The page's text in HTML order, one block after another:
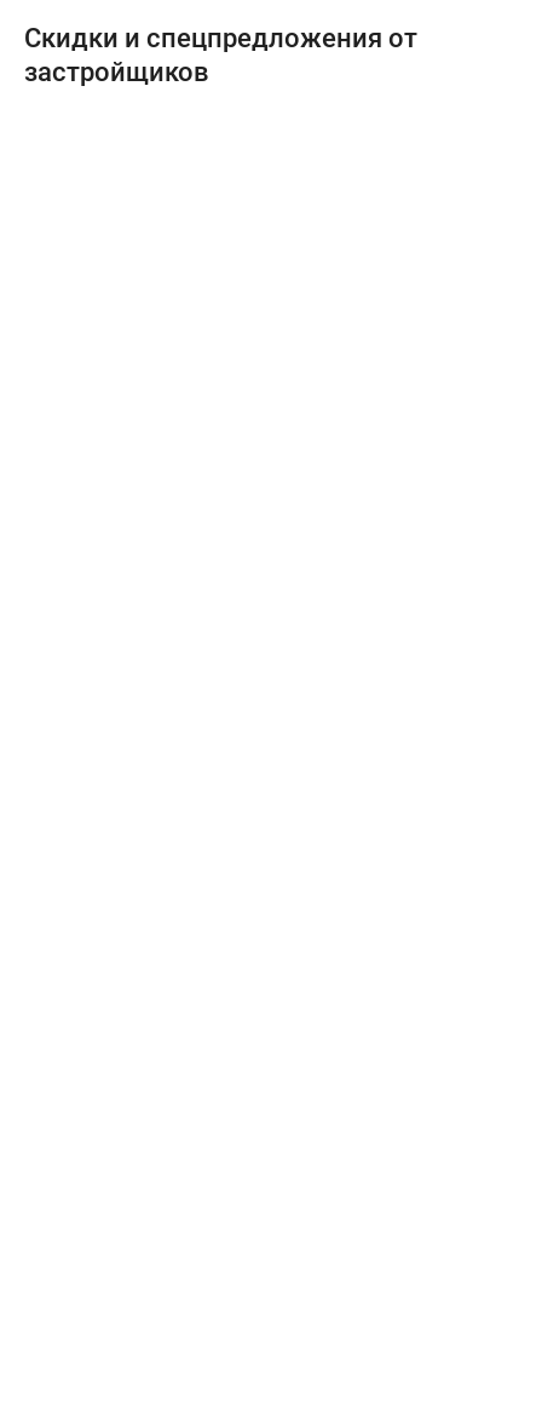
Скидки и спецпредложения от
застройщиков